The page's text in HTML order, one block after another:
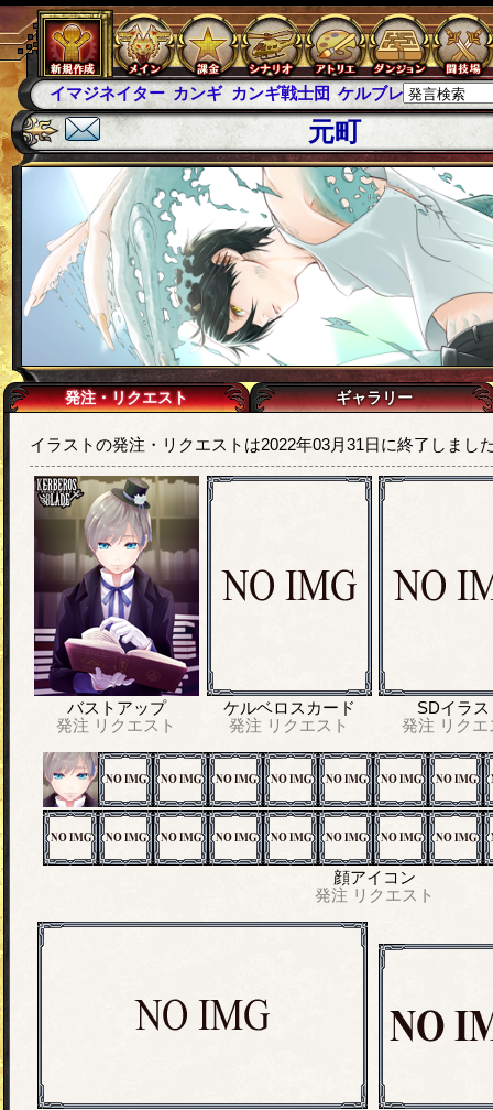
イマジネイター カンギ カンギ戦士団 ケルブレ ケルベロ
元町
発注・リクエスト ギャラリー
イラストの発注・リクエストは2022年03月31日に終了しまし
バストアップ
発注 リクエスト
ケルベロスカード
発注 リクエスト
SDイラス
発注 リク
顔アイコン
発注 リクエスト